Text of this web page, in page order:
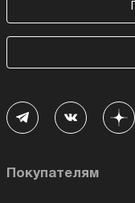
Покупателям